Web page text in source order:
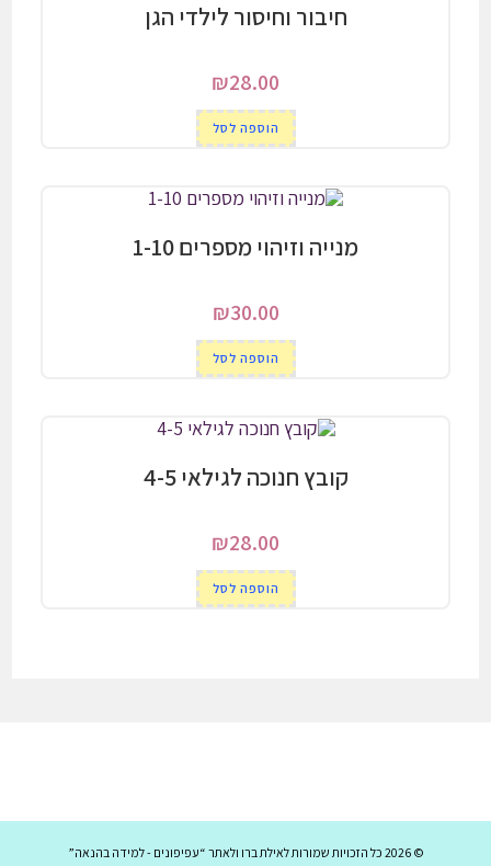
חיבור וחיסור לילדי הגן
₪28.00
הוספה לסל
מנייה וזיהוי מספרים 1-10
₪30.00
הוספה לסל
קובץ חנוכה לגילאי 4-5
₪28.00
הוספה לסל
© 2026 כל הזכויות שמורות לאילת ברו ולאתר “עפיפונים - למידה בהנאה”